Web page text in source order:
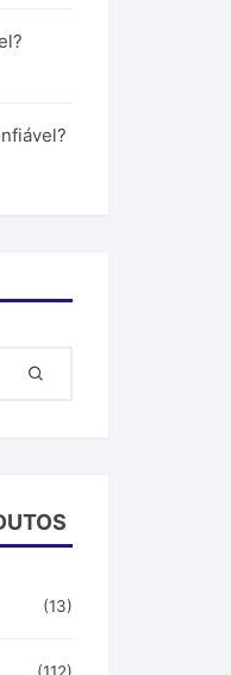
(13)